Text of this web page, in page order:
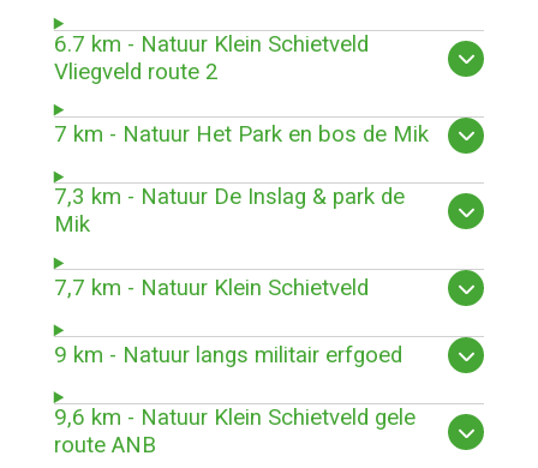
6.7 km - Natuur Klein Schietveld
Vliegveld route 2
7 km - Natuur Het Park en bos de Mik
7,3 km - Natuur De Inslag & park de
Mik
7,7 km - Natuur Klein Schietveld
9 km - Natuur langs militair erfgoed
9,6 km - Natuur Klein Schietveld gele
route ANB